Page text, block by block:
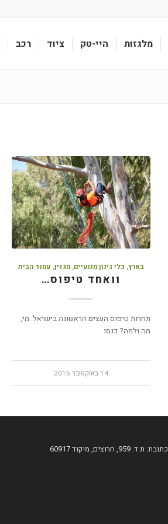
מלגזות היי-טק ציוד רכב
בארץ, כלי גינון מנועיים,מגזין, עמוד הבית
וואחד טיפוס…
תחרות טיפוס העצים הראשונה בישראל. מי,
מה ולמה? כנסו
14 באוקטובר 2015
כתובת: ת.ד. 959, חרוצים, מיקוד 60917